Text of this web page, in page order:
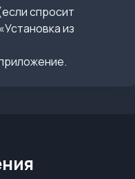
спросит
из